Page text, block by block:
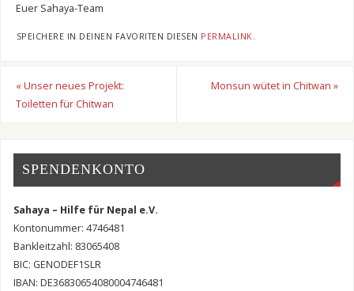
Euer Sahaya-Team
SPEICHERE IN DEINEN FAVORITEN DIESEN PERMALINK.
« Unser neues Projekt:
Toiletten für Chitwan
Monsun wütet in Chitwan»
SPENDENKONTO
Sahaya – Hilfe für Nepal e.V.
Kontonummer: 4746481
Bankleitzahl: 83065408
BIC: GENODEF1SLR
IBAN: DE36830654080004746481